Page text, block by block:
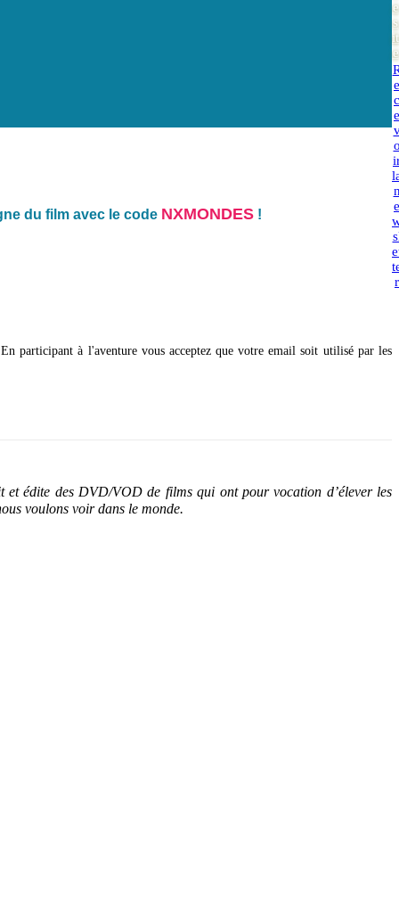
du film avec le code NXMONDES!
participant à l'aventure vous acceptez que votre email soit utilisé par les
et édite des DVD/VOD de films qui ont pour vocation d’élever les
voulons voir dans le monde.
e
s
it
e
e
c
e
e
r